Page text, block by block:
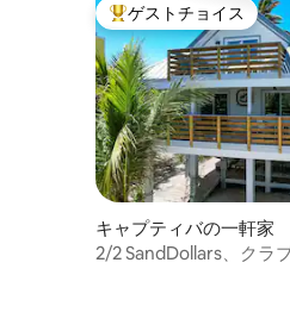
大好評のゲストチョイス
ゲストチョイス
キャプティバの一軒家
2/2 SandDollars、クラ